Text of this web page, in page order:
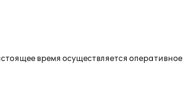
время осуществляется оперативное